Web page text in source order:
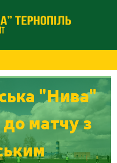
"Нива"
до матчу з